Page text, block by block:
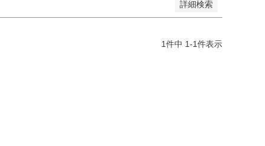
詳細検索
1件中 1-1件表示